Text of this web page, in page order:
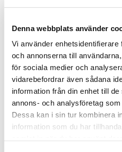
Denna webbplats använder
Vi använder
och annonserna till
för sociala medier och
vidarebefordrar även sådana
information från din enhet till
annons- och analysföretag
Dessa kan i sin tur kombinera
information som du har
Färg